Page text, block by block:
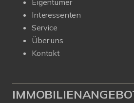
Eigentümer
Interessenten
Service
Über uns
Kontakt